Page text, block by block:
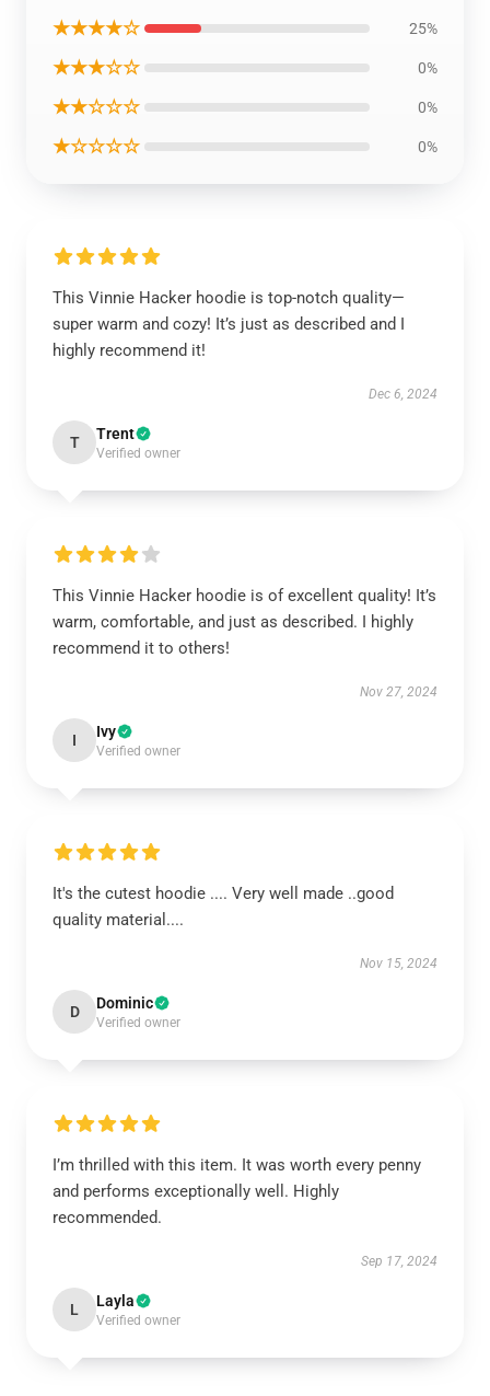
★★★★☆ 25%
★★★☆☆ 0%
★★☆☆☆ 0%
★☆☆☆☆ 0%
This Vinnie Hacker hoodie is top-notch quality—
super warm and cozy! It’s just as described and I
highly recommend it!
Dec 6, 2024
T Trent
Verified owner
This Vinnie Hacker hoodie is of excellent quality! It’s
warm, comfortable, and just as described. I highly
recommend it to others!
Nov 27, 2024
I Ivy
Verified owner
It's the cutest hoodie .... Very well made ..good
quality material....
Nov 15, 2024
D Dominic
Verified owner
I’m thrilled with this item. It was worth every penny
and performs exceptionally well. Highly
recommended.
Sep 17, 2024
L Layla
Verified owner